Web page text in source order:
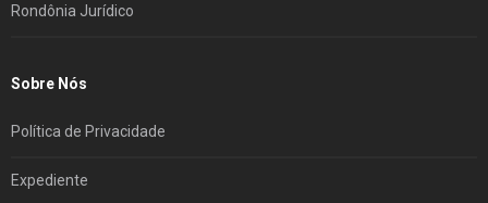
Rondônia Jurídico
Sobre Nós
Política de Privacidade
Expediente